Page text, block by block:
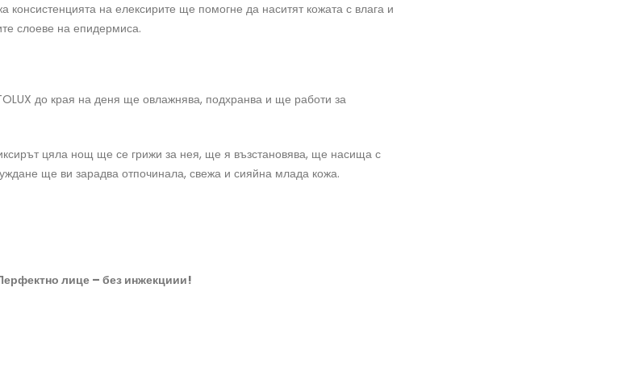
консистенцията на елексирите ще помогне да наситят кожата с влага и
слоеве на епидермиса.
до края на деня ще овлажнява, подхранва и ще работи за
цяла нощ ще се грижи за нея, ще я възстановява, ще насища с
ще ви зарадва отпочинала, свежа и сияйна млада кожа.
лице – без инжекциии!